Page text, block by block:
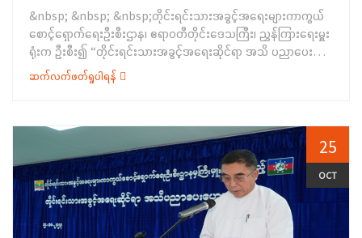
အခမ်းအနားကိုရုတ်သိမ်းခဲ့ပါသည်။ အဆိုပါအခမ်းအနားသို့ ပြည်နယ်
စာပေနှင့် ယဉ်ကျေးမှုအသင်းအဖွဲ့များမှ အဖွဲ့ဝင်များလည်း တက်
ရောက်ခဲ့ကြကြောင်း သိရှိရပါသည်။&nbsp;&nbsp;
ထုတ်လုပ်မှုနည်းပညာသင်တန်းကို (၂၃-၁၀-၂၀၂၃) ရက်နေ့မှ
(၂၇-၁၀-၂၀၂၃) ရက်နေ့အထိ (၅) ရက်ကြာ သင်ကြားပို့ချပေးသွား
မည်ဖြစ်ပြီး သင်တန်းသား၊ သင်တန်းသူ စုစုပေါင်း (၃၀) ဦးတို့က
တက်ရောက်သင်ကြားသွားမည်ဖြစ်ပါသည်။ အဆိုပါ အခမ်းအနားသို့
ကြောင်း သိရှိရပါသည်။&nbsp;
&nbsp; &nbsp; &nbsp;တိုင်းရင်းသားအခွင့်အရေးများကာကွယ်
စောင့်ရှောက်ရေးဦးစီးဌာန၊ ဧရာဝတီတိုင်းဒေသကြီး၊ ညွှန်ကြားရေးမှူး
ရုံးက ဦးစီး၍ “တိုင်းရင်းသားအခွင့်အရေးဆိုင်ရာ အသိ ပညာပေး
ဟောပြောခြင်းနှင့် ရပ်ရွာအခြေပြုအသက်မွေးဝမ်းကျောင်းပညာ
လိုအပ်ချက်တို့ကို ဆန်းစစ်စီမံခြင်းအစီအစဉ်”ကို (၁၈-၁၀-၂၀၂၃)
အထွေထွေအုပ်ချုပ်ရေးဦးစီးဌာန၊&nbsp; &nbsp; အစည်းအဝေး
ခန်းမ၌ ကျင်းပပြုလုပ်ခဲ့ပါသည်။ အခမ်းအနားတွင် တိုင်းဒေသကြီး
အစိုးရအဖွဲ့ဝင် တိုင်းရင်းသားရေးရာဝန်ကြီး ဦးစောလင်းခယ်က
အဖွင့်အမှာစကားပြောကြားခဲ့ပြီး ကျောင်းကုန်းမြို့နယ်အုပ်ချုပ်ရေးမှူး
ဦးစိုးဝင်းက မိတ်ဆက်စကား ပြောကြားခဲ့ပါသည်။ ဆက်လက်၍
လူမှုဝန်ထမ်းဦးစီးဌာန၊ တိုင်းဦးစီးမှူး ဒေါ်မြမာလာစိုးက
ကိုယ်ဝန်ဆောင်မိခင်များအခွင့်အရေး၊ အမျိုးသမီးအခွင့်အရေး၊
ဆက်လက်ဖတ်ရှုပါရန်
25
OCT